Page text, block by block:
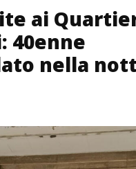
ai
40enne
nella